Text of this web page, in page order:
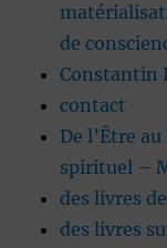
de
Constantin
contact
De l’Être
spirituel –
des livres
des livres